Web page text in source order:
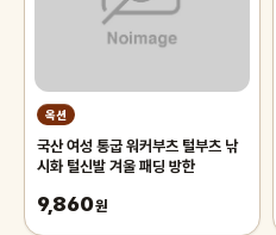
옥션
국산 여성 통굽 워커부츠 털부츠 낚
시화 털신발 겨울 패딩 방한
9,860원